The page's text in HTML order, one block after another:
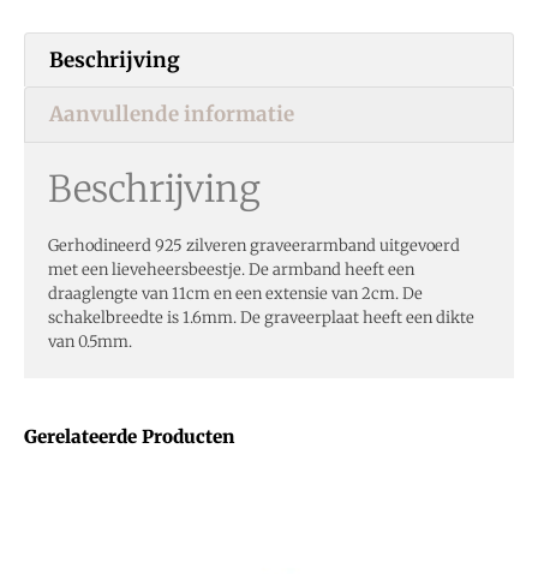
Gerelateerde Producten
Beschrijving
Aanvullende informatie
Beschrijving
Gerhodineerd 925 zilveren graveerarmband uitgevoerd
met een lieveheersbeestje. De armband heeft een
draaglengte van 11cm en een extensie van 2cm. De
schakelbreedte is 1.6mm. De graveerplaat heeft een dikte
van 0.5mm.